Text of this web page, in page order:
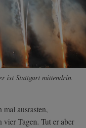
ist Stuttgart mittendrin.
ausrasten,
vier Tagen. Tut er aber